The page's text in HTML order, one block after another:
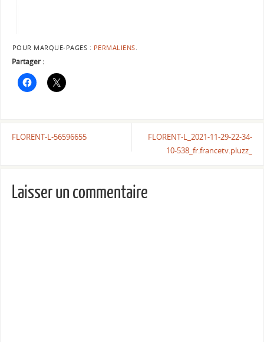
POUR MARQUE-PAGES : PERMALIENS.
Partager :
FLORENT-L-56596655
FLORENT-L_2021-11-29-22-34-
10-538_fr.francetv.pluzz_
Laisser un commentaire